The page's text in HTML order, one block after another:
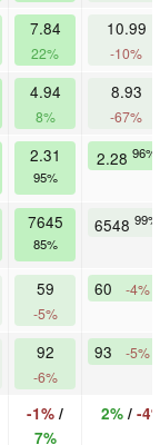
7.84
22%
10.99
-10%
4.94
8%
8.93
-67%
2.31
95%
2.28 96%
7645
85%
6548 99%
59
-5%
60 -4%
92
-6%
93 -5%
-1% /
7%
2%/ -